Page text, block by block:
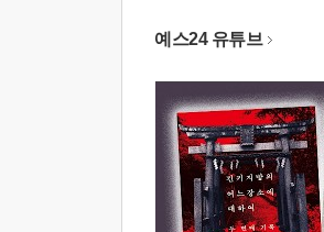
예스24 유튜브